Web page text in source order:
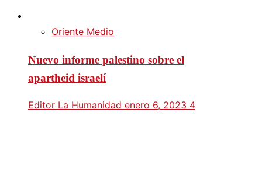
Oriente Medio
Nuevo informe palestino sobre el
apartheid israelí
Editor La Humanidad enero 6, 2023 4